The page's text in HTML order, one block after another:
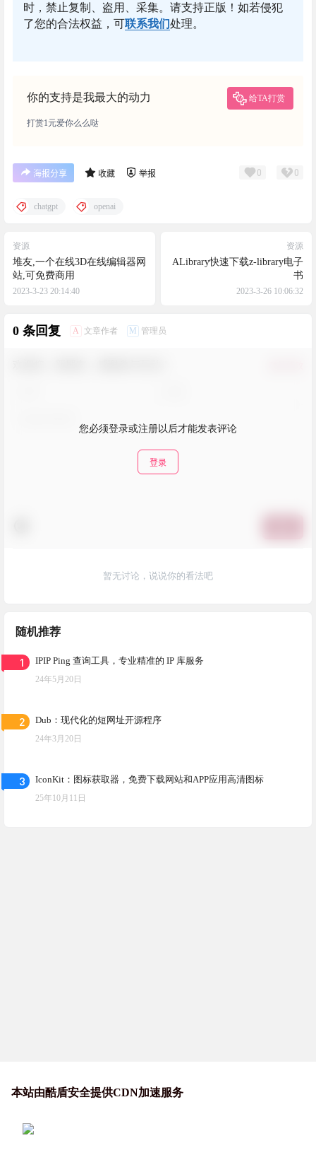
时，禁止复制、盗用、采集。请支持正版！如若侵犯
了您的合法权益，可联系我们处理。
你的支持是我最大的动力 给TA打赏
打赏1元爱你么么哒
海报分享 收藏 举报 0 0
chatgpt openai
资源
堆友,一个在线3D在线编辑器网
站,可免费商用
2023-3-23 20:14:40
资源
ALibrary快速下载z-library电子
书
2023-3-26 10:06:32
0 条回复 A 文章作者 M 管理员
您必须登录或注册以后才能发表评论
登录
暂无讨论，说说你的看法吧
随机推荐
1 IPIP Ping 查询工具，专业精准的 IP 库服务
24年5月20日
2 Dub：现代化的短网址开源程序
24年3月20日
3 IconKit：图标获取器，免费下载网站和APP应用高清图标
25年10月11日
本站由酷盾安全提供CDN加速服务